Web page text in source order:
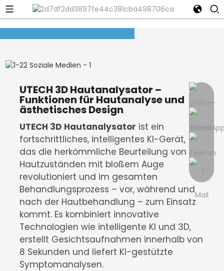
UTECH 3D Hautanalysator –
Funktionen für Hautanalyse und
ästhetisches Design
UTECH 3D Hautanalysator ist ein
fortschrittliches, intelligentes KI-Gerät,
das die herkömmliche Beurteilung von
Hautzuständen mit bloßem Auge
revolutioniert und im gesamten
Behandlungsprozess – vor, während und
nach der Hautbehandlung – zum Einsatz
kommt. Es kombiniert innovative
Technologien wie intelligente KI und 3D,
erstellt Gesichtsaufnahmen innerhalb von
8 Sekunden und liefert KI-gestützte
Symptomanalysen.